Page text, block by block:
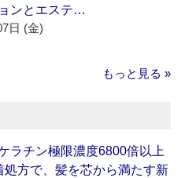
ンとエステ…
日 (金)
もっと見る »
ラチン極限濃度6800倍以上
処方で、髪を芯から満たす新